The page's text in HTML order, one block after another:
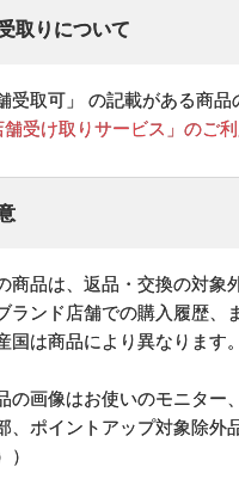
取りについて
受取可」 の記載がある商品
受け取りサービス」のご利
商品は、返品・交換の対象
ランド店舗での購入履歴
国は商品により異なります。
の画像はお使いのモニター
、ポイントアップ対象除外
）